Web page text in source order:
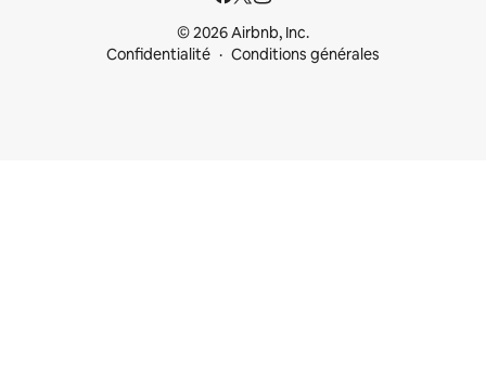
© 2026 Airbnb, Inc.
Confidentialité
Conditions générales